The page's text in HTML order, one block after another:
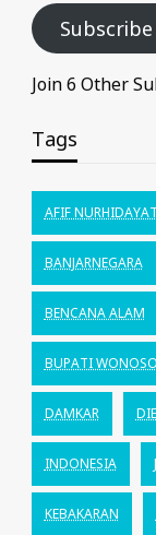
Subscribe
Join 6 Other
Tags
AFIF NURHIDAYAT
BANJARNEGARA
BENCANA ALAM
BUPATI
DAMKAR
INDONESIA
KEBAKARAN